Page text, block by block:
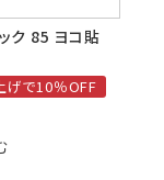
ク 85 ヨコ貼
げで10％OFF